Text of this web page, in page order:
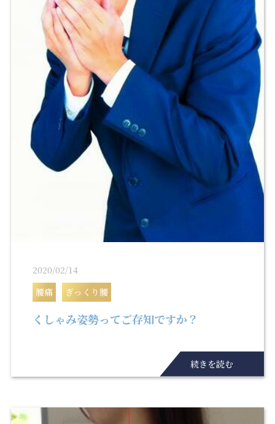
2020/02/14
腰痛
ぎっくり腰
くしゃみ姿勢ってご存知ですか？
続きを読む